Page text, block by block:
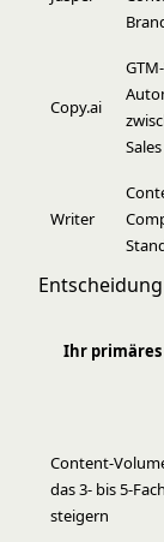
Copy.ai
Sales
Writer
Ihr primäres
Content-
das 3- bis 5-
steigern